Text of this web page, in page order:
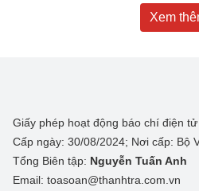
Xem
Giấy phép hoạt động báo chí điện
Cấp ngày: 30/08/2024; Nơi cấp: Bộ
Tổng Biên tập: Nguyễn Tuấn Anh
Email: toasoan@thanhtra.com.vn